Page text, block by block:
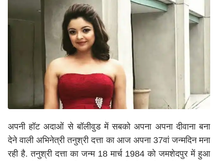
अपनी हॉट अदाओं से बॉलीवुड में सबको अपना अपना दीवाना बना
देने वाली अभिनेत्री तनुश्री दत्ता का आज अपना 37वां जन्मदिन मना
रही है. तनुश्री दत्ता का जन्म 18 मार्च 1984 को जमशेदपुर में हुआ